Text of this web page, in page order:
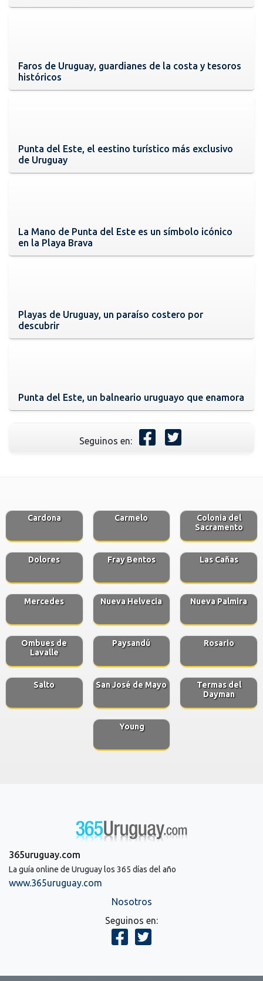
Faros de Uruguay, guardianes de la costa y tesoros
históricos
Punta del Este, el eestino turístico más exclusivo
de Uruguay
La Mano de Punta del Este es un símbolo icónico
en la Playa Brava
Playas de Uruguay, un paraíso costero por
descubrir
Punta del Este, un balneario uruguayo que enamora
Seguinos en:
Cardona Carmelo
Colonia del
Sacramento
Dolores Fray Bentos Las Cañas
Mercedes Nueva Helvecia Nueva Palmira
Ombues de
Lavalle
Paysandú Rosario
Salto San José de Mayo
Termas del
Dayman
Young
365uruguay.com
La guía online de Uruguay los 365 días del año
www.365uruguay.com
Nosotros
Seguinos en: